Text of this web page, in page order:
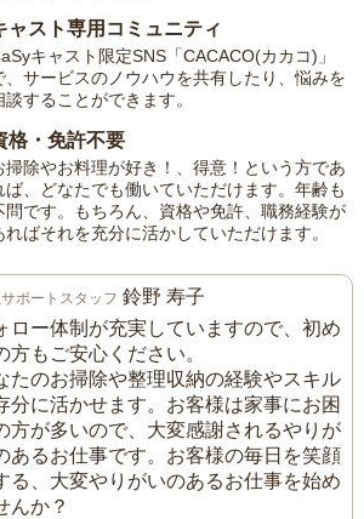
ャスト専用コミュニティ
キャスト限定SNS「CACACO(カカコ)」
、サービスのノウハウを共有したり、悩みを
談することができます。
格・免許不要
掃除やお料理が好き！、得意！という方であ
ば、どなたでも働いていただけます。年齢も
問です。もちろん、資格や免許、職務経験が
ればそれを充分に活かしていただけます。
ポートスタッフ 鈴野 寿子
ロー体制が充実していますので、初め
方もご安心ください。
たのお掃除や整理収納の経験やスキル
分に活かせます。お客様は家事にお困
方が多いので、大変感謝されるやりが
あるお仕事です。お客様の毎日を笑顔
る、大変やりがいのあるお仕事を始め
んか？